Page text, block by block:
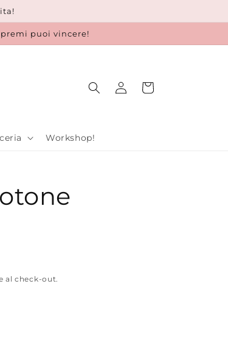
puoi vincere!
Workshop!
Accedi Carrello
al check-out.